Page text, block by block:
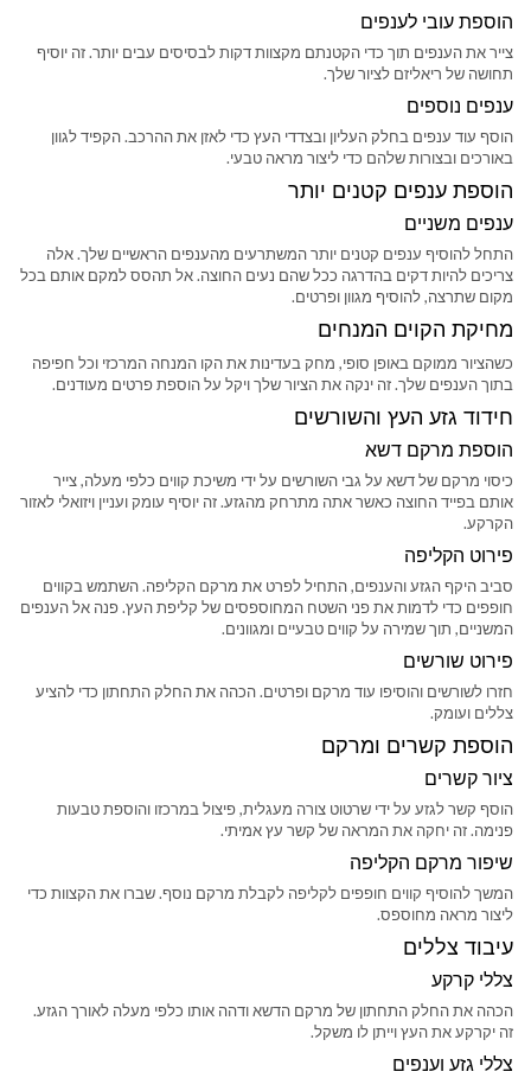
הוספת עובי לענפים
צייר את הענפים תוך כדי הקטנתם מקצוות דקות לבסיסים עבים יותר. זה יוסיף
תחושה של ריאליזם לציור שלך.
ענפים נוספים
הוסף עוד ענפים בחלק העליון ובצדדי העץ כדי לאזן את ההרכב. הקפיד לגוון
באורכים ובצורות שלהם כדי ליצור מראה טבעי.
הוספת ענפים קטנים יותר
ענפים משניים
התחל להוסיף ענפים קטנים יותר המשתרעים מהענפים הראשיים שלך. אלה
צריכים להיות דקים בהדרגה ככל שהם נעים החוצה. אל תהסס למקם אותם בכל
מקום שתרצה, להוסיף מגוון ופרטים.
מחיקת הקוים המנחים
כשהציור ממוקם באופן סופי, מחק בעדינות את הקו המנחה המרכזי וכל חפיפה
בתוך הענפים שלך. זה ינקה את הציור שלך ויקל על הוספת פרטים מעודנים.
חידוד גזע העץ והשורשים
הוספת מרקם דשא
כיסוי מרקם של דשא על גבי השורשים על ידי משיכת קווים כלפי מעלה, צייר
אותם בפייד החוצה כאשר אתה מתרחק מהגזע. זה יוסיף עומק ועניין ויזואלי לאזור
הקרקע.
פירוט הקליפה
סביב היקף הגזע והענפים, התחיל לפרט את מרקם הקליפה. השתמש בקווים
חופפים כדי לדמות את פני השטח המחוספסים של קליפת העץ. פנה אל הענפים
המשניים, תוך שמירה על קווים טבעיים ומגוונים.
פירוט שורשים
חזרו לשורשים והוסיפו עוד מרקם ופרטים. הכהה את החלק התחתון כדי להציע
צללים ועומק.
הוספת קשרים ומרקם
ציור קשרים
הוסף קשר לגזע על ידי שרטוט צורה מעגלית, פיצול במרכזו והוספת טבעות
פנימה. זה יחקה את המראה של קשר עץ אמיתי.
שיפור מרקם הקליפה
המשך להוסיף קווים חופפים לקליפה לקבלת מרקם נוסף. שברו את הקצוות כדי
ליצור מראה מחוספס.
עיבוד צללים
צללי קרקע
הכהה את החלק התחתון של מרקם הדשא ודהה אותו כלפי מעלה לאורך הגזע.
זה יקרקע את העץ וייתן לו משקל.
צללי גזע וענפים